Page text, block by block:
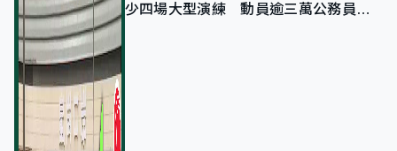
少四場大型演練 動員逾三萬公務員人